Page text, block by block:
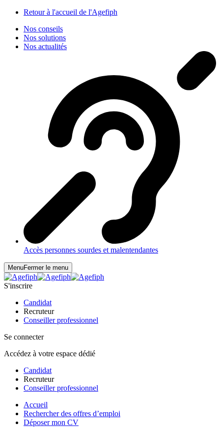
Retour à l'accueil de l'Agefiph
Nos conseils
Nos solutions
Nos actualités
Accès personnes sourdes et malentendantes
MenuFermer le menu
S'inscrire
Candidat
Recruteur
Conseiller professionnel
Se connecter
Accédez à votre espace dédié
Candidat
Recruteur
Conseiller professionnel
Accueil
Rechercher des offres d’emploi
Déposer mon CV